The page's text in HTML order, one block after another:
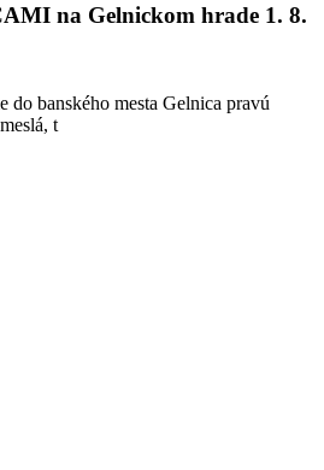
na Gelnickom hrade 1. 8.
do banského mesta Gelnica pravú
t